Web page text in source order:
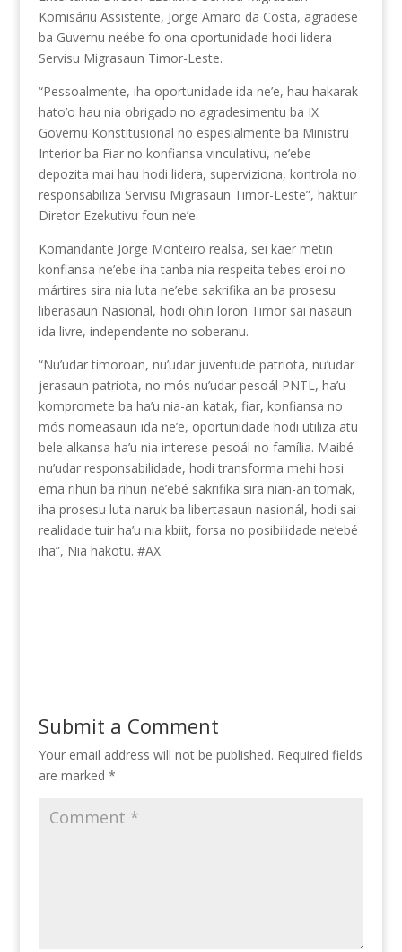
Komisáriu Assistente, Jorge Amaro da Costa, agradese
ba Guvernu neébe fo ona oportunidade hodi lidera
Servisu Migrasaun Timor-Leste.
“Pessoalmente, iha oportunidade ida ne’e, hau hakarak
hato’o hau nia obrigado no agradesimentu ba IX
Governu Konstitusional no espesialmente ba Ministru
Interior ba Fiar no konfiansa vinculativu, ne’ebe
depozita mai hau hodi lidera, superviziona, kontrola no
responsabiliza Servisu Migrasaun Timor-Leste”, haktuir
Diretor Ezekutivu foun ne’e.
Komandante Jorge Monteiro realsa, sei kaer metin
konfiansa ne’ebe iha tanba nia respeita tebes eroi no
mártires sira nia luta ne’ebe sakrifika an ba prosesu
liberasaun Nasional, hodi ohin loron Timor sai nasaun
ida livre, independente no soberanu.
“Nu’udar timoroan, nu’udar juventude patriota, nu’udar
jerasaun patriota, no mós nu’udar pesoál PNTL, ha’u
kompromete ba ha’u nia-an katak, fiar, konfiansa no
mós nomeasaun ida ne’e, oportunidade hodi utiliza atu
bele alkansa ha’u nia interese pesoál no família. Maibé
nu’udar responsabilidade, hodi transforma mehi hosi
ema rihun ba rihun ne’ebé sakrifika sira nian-an tomak,
iha prosesu luta naruk ba libertasaun nasionál, hodi sai
realidade tuir ha’u nia kbiit, forsa no posibilidade ne’ebé
iha”, Nia hakotu. #AX
Submit a Comment
Your email address will not be published. Required fields
are marked *